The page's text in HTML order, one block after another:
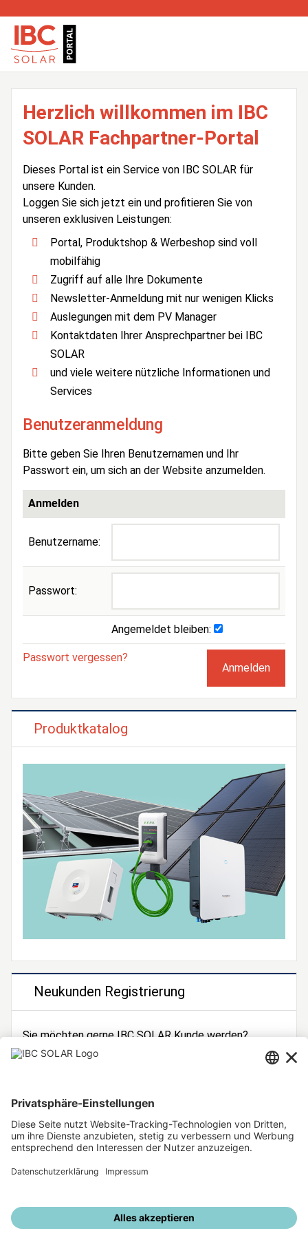
Herzlich willkommen im IBC
SOLAR Fachpartner-Portal
Dieses Portal ist ein Service von IBC SOLAR für
unsere Kunden.
Loggen Sie sich jetzt ein und profitieren Sie von
unseren exklusiven Leistungen:
Portal, Produktshop & Werbeshop sind voll
mobilfähig
Zugriff auf alle Ihre Dokumente
Newsletter-Anmeldung mit nur wenigen Klicks
Auslegungen mit dem PV Manager
Kontaktdaten Ihrer Ansprechpartner bei IBC
SOLAR
und viele weitere nützliche Informationen und
Services
Benutzeranmeldung
Bitte geben Sie Ihren Benutzernamen und Ihr
Passwort ein, um sich an der Website anzumelden.
Anmelden
Benutzername:
Passwort:
Angemeldet bleiben:
Passwort vergessen?
Produktkatalog
Neukunden Registrierung
Sie möchten gerne IBC SOLAR Kunde werden?
Dann registrieren Sie sich jetzt!
Unsere weiteren Angebote
IBC SOLAR Webseite